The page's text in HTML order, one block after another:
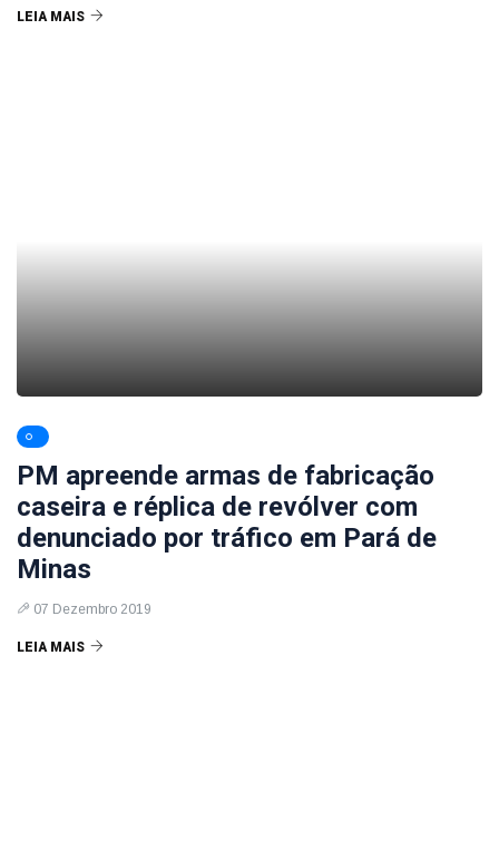
LEIA MAIS
PM apreende armas de fabricação
caseira e réplica de revólver com
denunciado por tráfico em Pará de
Minas
07 Dezembro 2019
LEIA MAIS